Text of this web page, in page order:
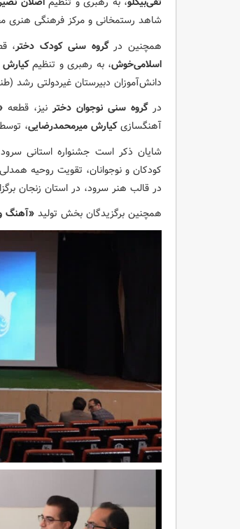
شاهد رستمخانی و مرکز فرهنگی هنری
همچنین درگروه سنی کودک دختر،
اسلامی‌خوش، به رهبری و تنظیمکیارش
دانش‌آموزان دبیرستان غیردولتی رشد
درگروه سنی نوجوان دخترنیز، قطعه
آهنگسازیکیارش میرمحمدرضایی،
شایان ذکر است جشنواره استانی
کودکان و نوجوانان، تقویت روحیه
در قالب هنر سرود، در استان زنجان
همچنین برگزیدگان بخش تولید «آهنگ